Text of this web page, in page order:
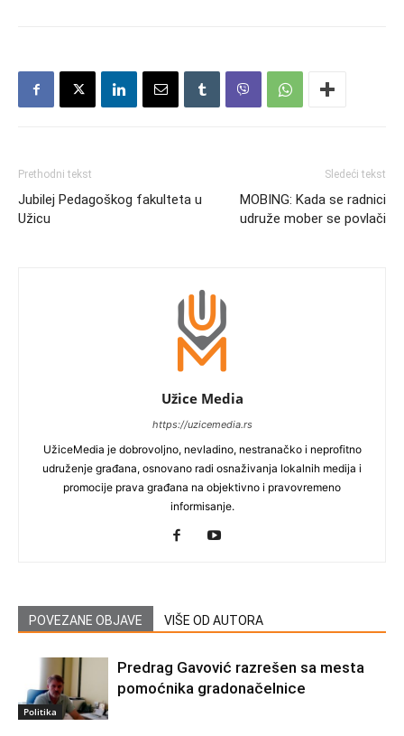
Prethodni tekst
Jubilej Pedagoškog fakulteta u
Užicu
Sledeći tekst
MOBING: Kada se radnici
udruže mober se povlači
Užice Media
https://uzicemedia.rs
UžiceMedia je dobrovoljno, nevladino, nestranačko i neprofitno
udruženje građana, osnovano radi osnaživanja lokalnih medija i
promocije prava građana na objektivno i pravovremeno
informisanje.
POVEZANE OBJAVE VIŠE OD AUTORA
Politika
Predrag Gavović razrešen sa mesta
pomoćnika gradonačelnice